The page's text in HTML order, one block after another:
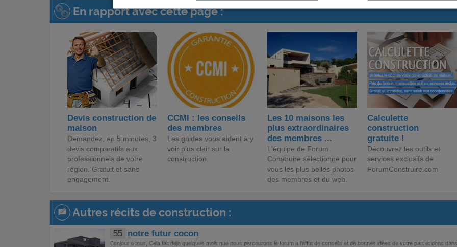
En rapport avec cette page :
Devis construction de
maison
Demandez, en 5 minutes, 3
devis comparatifs aux
professionnels de votre
région. Gratuit et sans
engagement.
CCMI : les conseils
des membres
Les guides vous aident à y
voir plus clair sur la
construction.
Les 10 maisons les
plus extraordinaires
des membres ...
L'équipe de Forum
Construire sélectionne pour
vous les plus belles photos
des membres et du web.
Calculette
construction
gratuite !
Découvrez les outils et
services exclusifs de
ForumConstruire.com
Autres récits de construction :
55 notre futur cocon
Bonjour a tous, Cela fait deja quelques mois que nous parcourons le forum a l'affut de conseils et de bonnes idees de votre part et donc